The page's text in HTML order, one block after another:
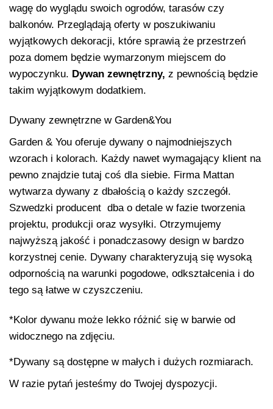
wagę do wyglądu swoich ogrodów, tarasów czy
balkonów. Przeglądają oferty w poszukiwaniu
wyjątkowych dekoracji, które sprawią że przestrzeń
poza domem będzie wymarzonym miejscem do
wypoczynku. Dywan zewnętrzny, z pewnością będzie
takim wyjątkowym dodatkiem.
Dywany zewnętrzne w Garden&You
Garden & You oferuje dywany o najmodniejszych
wzorach i kolorach. Każdy nawet wymagający klient na
pewno znajdzie tutaj coś dla siebie. Firma Mattan
wytwarza dywany z dbałością o każdy szczegół.
Szwedzki producent dba o detale w fazie tworzenia
projektu, produkcji oraz wysyłki. Otrzymujemy
najwyższą jakość i ponadczasowy design w bardzo
korzystnej cenie. Dywany charakteryzują się wysoką
odpornością na warunki pogodowe, odkształcenia i do
tego są łatwe w czyszczeniu.
*Kolor dywanu może lekko różnić się w barwie od
widocznego na zdjęciu.
*Dywany są dostępne w małych i dużych rozmiarach.
W razie pytań jesteśmy do Twojej dyspozycji.